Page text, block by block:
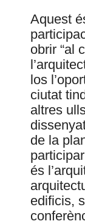
Aquest
obrir “al
los
ciutat
altres
de la
és
edificis,